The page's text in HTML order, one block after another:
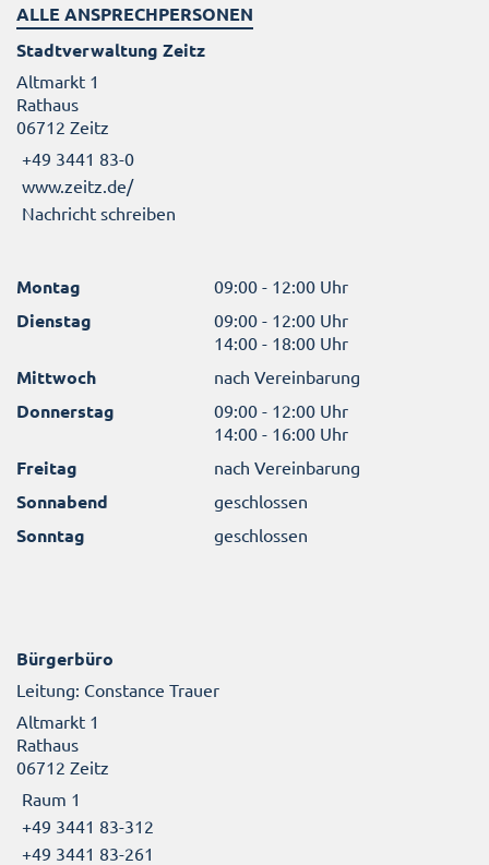
ALLE ANSPRECHPERSONEN
Stadtverwaltung Zeitz
Altmarkt 1
Rathaus
06712 Zeitz
+49 3441 83-0
www.zeitz.de/
Nachricht schreiben
Montag 09:00 - 12:00 Uhr
Dienstag
09:00 - 12:00 Uhr
14:00 - 18:00 Uhr
Mittwoch nach Vereinbarung
Donnerstag
09:00 - 12:00 Uhr
14:00 - 16:00 Uhr
Freitag nach Vereinbarung
Sonnabend geschlossen
Sonntag geschlossen
Bürgerbüro
Leitung: Constance Trauer
Altmarkt 1
Rathaus
06712 Zeitz
Raum 1
+49 3441 83-312
+49 3441 83-261